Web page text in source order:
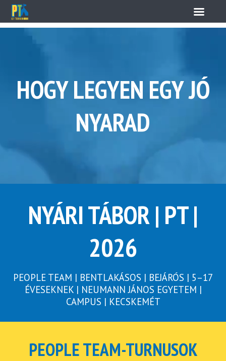
HOGY LEGYEN EGY JÓ
NYARAD
NYÁRI TÁBOR | PT |
2026
PEOPLE TEAM | BENTLAKÁSOS | BEJÁRÓS | 5–17
ÉVESEKNEK | NEUMANN JÁNOS EGYETEM |
CAMPUS | KECSKEMÉT
PEOPLE TEAM-TURNUSOK